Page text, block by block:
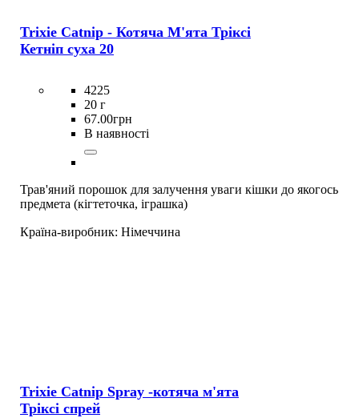
Trixie Catnip - Котяча М'ята Тріксі
Кетніп суха 20
4225
20 г
67.00грн
В наявності
Трав'яний порошок для залучення уваги кішки до якогось
предмета (кігтеточка, іграшка)
Країна-виробник: Німеччина
Trixie Catnip Spray -котяча м'ята
Тріксі спрей